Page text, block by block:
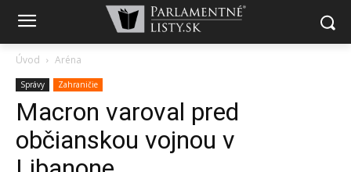
Úvod Aréna
Správy Zahraničie
Macron varoval pred
občianskou vojnou v